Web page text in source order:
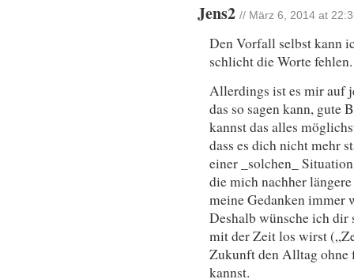
Jens2 // März 6, 2014 at
Den Vorfall selbst kann
schlicht die Worte fehlen.
Allerdings ist es mir auf
das so sagen kann, gute
kannst das alles
dass es dich nicht mehr
einer _solchen_
die mich nachher
meine Gedanken immer
Deshalb wünsche ich dir
mit der Zeit los wirst
Zukunft den Alltag ohne
kannst.